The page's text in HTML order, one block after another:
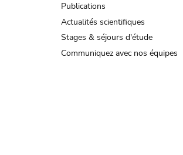
Publications
Actualités scientifiques
Stages & séjours d'étude
Communiquez avec nos équipes